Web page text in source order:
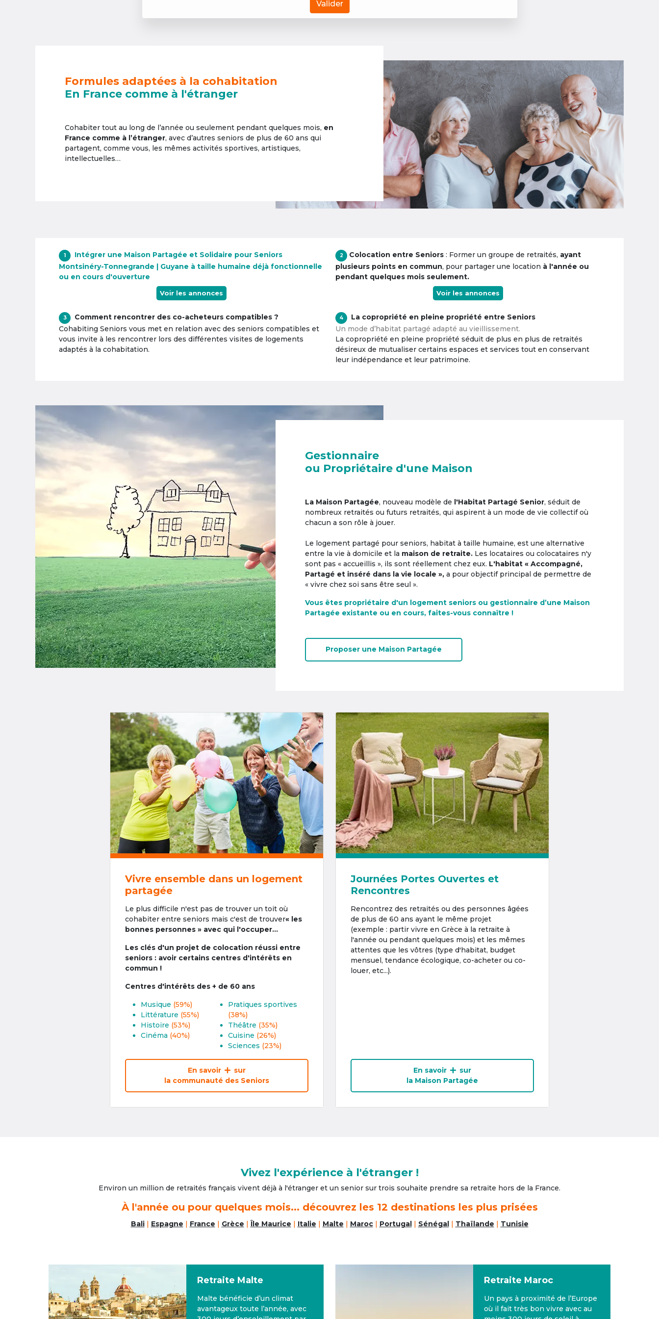
Valider
Formules adaptées à la cohabitation
En France comme à l'étranger
Cohabiter tout au long de l’année ou seulement pendant quelques mois, en
France comme à l’étranger, avec d’autres seniors de plus de 60 ans qui
partagent, comme vous, les mêmes activités sportives, artistiques,
intellectuelles…
1
Intégrer une Maison Partagée et Solidaire pour Seniors
Montsinéry-Tonnegrande | Guyane à taille humaine déjà fonctionnelle
ou en cours d'ouverture
Voir les annonces
2 Colocation entre Seniors : Former un groupe de retraités, ayant
plusieurs points en commun, pour partager une location à l'année ou
pendant quelques mois seulement.
Voir les annonces
3
Comment rencontrer des co-acheteurs compatibles ?
Cohabiting Seniors vous met en relation avec des seniors compatibles et
vous invite à les rencontrer lors des différentes visites de logements
adaptés à la cohabitation.
4
La copropriété en pleine propriété entre Seniors
Un mode d’habitat partagé adapté au vieillissement.
La copropriété en pleine propriété séduit de plus en plus de retraités
désireux de mutualiser certains espaces et services tout en conservant
leur indépendance et leur patrimoine.
Gestionnaire
ou Propriétaire d'une Maison
La Maison Partagée, nouveau modèle de l'Habitat Partagé Senior, séduit de
nombreux retraités ou futurs retraités, qui aspirent à un mode de vie collectif où
chacun a son rôle à jouer.
Le logement partagé pour seniors, habitat à taille humaine, est une alternative
entre la vie à domicile et la maison de retraite. Les locataires ou colocataires n'y
sont pas « accueillis », ils sont réellement chez eux. L'habitat « Accompagné,
Partagé et inséré dans la vie locale », a pour objectif principal de permettre de
« vivre chez soi sans être seul ».
Vous êtes propriétaire d'un logement seniors ou gestionnaire d’une Maison
Partagée existante ou en cours, faites-vous connaître !
Proposer une Maison Partagée
Vivre ensemble dans un logement
partagée
Le plus difficile n'est pas de trouver un toit où
cohabiter entre seniors mais c'est de trouver« les
bonnes personnes » avec qui l'occuper...
Les clés d'un projet de colocation réussi entre
seniors : avoir certains centres d'intérêts en
commun !
Centres d'intérêts des + de 60 ans
Musique (59%)
Littérature (55%)
Histoire (53%)
Cinéma (40%)
Pratiques sportives
(38%)
Théâtre (35%)
Cuisine (26%)
Sciences (23%)
En savoir
sur
la communauté des Seniors
Journées Portes Ouvertes et
Rencontres
Rencontrez des retraités ou des personnes âgées
de plus de 60 ans ayant le même projet
(exemple : partir vivre en Grèce à la retraite à
l'année ou pendant quelques mois) et les mêmes
attentes que les vôtres (type d'habitat, budget
mensuel, tendance écologique, co-acheter ou co-
louer, etc...).
En savoir
sur
la Maison Partagée
Vivez l'expérience à l'étranger !
Environ un million de retraités français vivent déjà à l'étranger et un senior sur trois souhaite prendre sa retraite hors de la France.
À l'année ou pour quelques mois... découvrez les 12 destinations les plus prisées
Bali| Espagne | France | Grèce |Île Maurice | Italie | Malte | Maroc| Portugal| Sénégal| Thaïlande | Tunisie
Retraite Malte
Malte bénéficie d’un climat
avantageux toute l’année, avec
Retraite Maroc
Un pays à proximité de l’Europe
où il fait très bon vivre avec au